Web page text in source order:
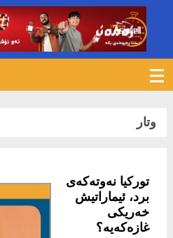
وتار
توركیا نەوتەكەی
برد، ئیماراتیش
خەریكی
غازەكەیە؟